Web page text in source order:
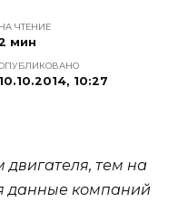
НА ЧТЕНИЕ
мин
10.10.2014, 10:27
тем на
данные компаний